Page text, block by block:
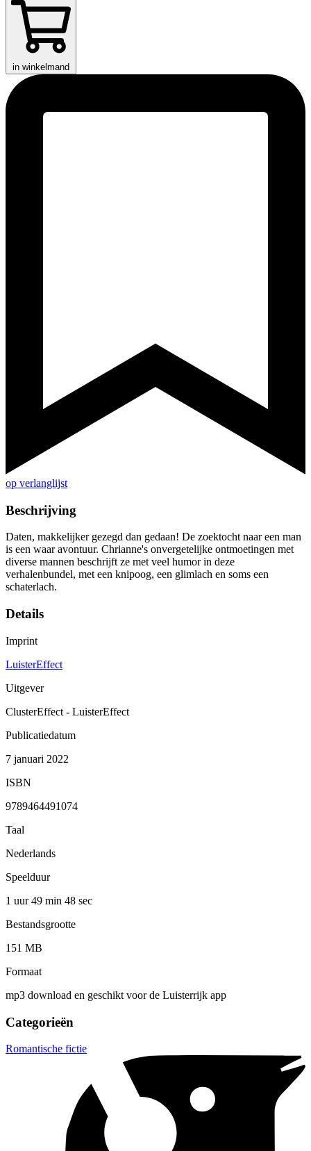
in winkelmand
op verlanglijst
Beschrijving
Daten, makkelijker gezegd dan gedaan! De zoektocht naar een man
is een waar avontuur. Chrianne's onvergetelijke ontmoetingen met
diverse mannen beschrijft ze met veel humor in deze
verhalenbundel, met een knipoog, een glimlach en soms een
schaterlach.
Details
Imprint
LuisterEffect
Uitgever
ClusterEffect - LuisterEffect
Publicatiedatum
7 januari 2022
ISBN
9789464491074
Taal
Nederlands
Speelduur
1 uur 49 min 48 sec
Bestandsgrootte
151 MB
Formaat
mp3 download en geschikt voor de Luisterrijk app
Categorieën
Romantische fictie